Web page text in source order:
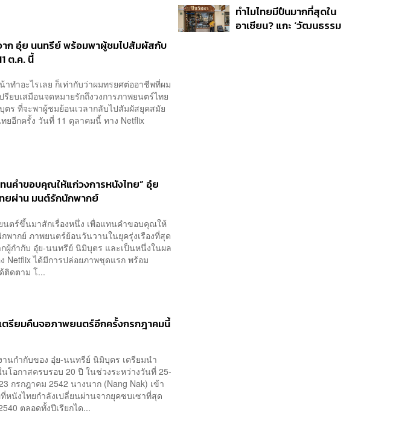
ก อุ๋ย นนทรีย์ พร้อมพาผู้ชมไปสัมผัสกับ
ต.ค. นี้
ทำอะไรเลย ก็เท่ากับว่าผมทรยศต่ออาชีพที่ผม
ยบเสมือนจดหมายรักถึงวงการภาพยนตร์ไทย
ร ที่จะพาผู้ชมย้อนเวลากลับไปสัมผัสยุคสมัย
ยอีกครั้ง วันที่ 11 ตุลาคมนี้ ทาง Netflix
นคำขอบคุณให้แก่วงการหนังไทย” อุ๋ย
ยผ่าน มนต์รักนักพากย์
นตร์ขึ้นมาสักเรื่องหนึ่ง เพื่อแทนคำขอบคุณให้
ากย์ ภาพยนตร์ย้อนวันวานในยุครุ่งเรืองที่สุด
ผู้กำกับ อุ๋ย-นนทรีย์ นิมิบุตร และเป็นหนึ่งในผล
Netflix ได้มีการปล่อยภาพชุดแรก พร้อม
ติดตาม โ...
ตรียมคืนจอภาพยนตร์อีกครั้งกรกฎาคมนี้
นกำกับของ อุ๋ย-นนทรีย์ นิมิบุตร เตรียมนำ
โอกาสครบรอบ 20 ปี ในช่วงระหว่างวันที่ 25-
กรกฎาคม 2542 นางนาก (Nang Nak) เข้า
หนังไทยกำลังเปลี่ยนผ่านจากยุคซบเซาที่สุด
ตลอดทั้งปีเรียกได...
และมีอะไรน่าสนใจบ้าง?
ทำไมไทยมีปืนมากที่สุดใน
อาเซียน? แกะ ‘วัฒนธรรม